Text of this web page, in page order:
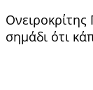
Ονειροκρίτης
σημάδι ότι